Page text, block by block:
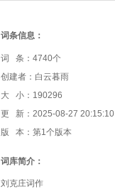
词条信息：
词 条：4740个
创建者：白云暮雨
大 小：190296
更 新：2025-08-27 20:15:10
版 本：第1个版本
词库简介：
刘克庄词作